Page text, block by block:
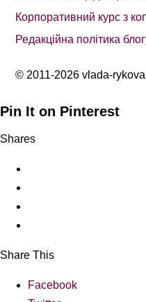
Корпоративний курс з
Редакційна політика
© 2011-2026 vlada-
Pin It on Pinterest
Shares
Share This
Facebook